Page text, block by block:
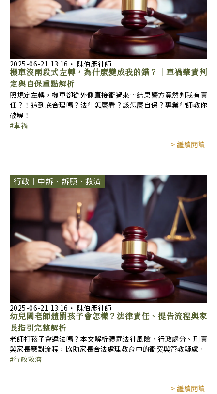
2025-06-21 13:16 ‧ 陳伯彥律師
機車沒兩段式左轉，為什麼變成我的錯？｜車禍肇責判
定與自保重點解析
照規定左轉，機車卻從外側直接衝過來…結果警方竟然判我有責
任？！這到底合理嗎？法律怎麼看？該怎麼自保？專業律師教你
破解！
車禍
> 繼續閱讀
行政｜申訴、訴願、救濟
2025-06-21 13:16 ‧ 陳伯彥律師
幼兒園老師體罰孩子會怎樣？法律責任、提告流程與家
長指引完整解析
老師打孩子會違法嗎？本文解析體罰法律風險、行政處分、刑責
與家長應對流程，協助家長合法處理教育中的衝突與管教疑慮。
行政救濟
> 繼續閱讀